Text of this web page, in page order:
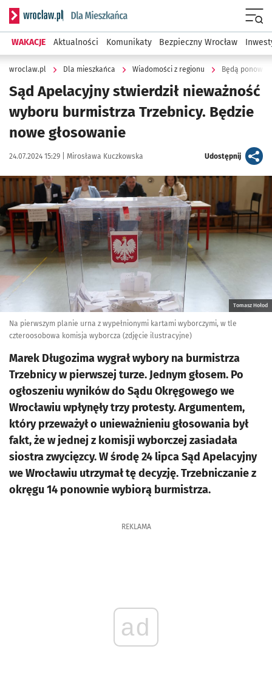
Serwis informacyjny wroclaw.pl podserwis: Dla mieszkańca
WAKACJE Aktualności Komunikaty Bezpieczny Wrocław
wroclaw.pl Dla mieszkańca Wiadomości z regionu Będą
Sąd Apelacyjny stwierdził nieważność
wyboru burmistrza Trzebnicy. Będzie
nowe głosowanie
Data publikacji:
24.07.2024 15:29 | Autor:
Mirosława Kuczkowska Udostępnijartykuł
Kliknij, aby powiększyć
Tomasz Hołod
Na pierwszym planie urna z wypełnionymi kartami wyborczymi, w tle
czteroosobowa komisja wyborcza (zdjęcie ilustracyjne)
Marek Długozima wygrał wybory na burmistrza
Trzebnicy w pierwszej turze. Jednym głosem. Po
ogłoszeniu wyników do Sądu Okręgowego we
Wrocławiu wpłynęły trzy protesty. Argumentem,
który przeważył o unieważnieniu głosowania był
fakt, że w jednej z komisji wyborczej zasiadała
siostra zwycięzcy. W środę 24 lipca Sąd Apelacyjny
we Wrocławiu utrzymał tę decyzję. Trzebniczanie z
okręgu 14 ponownie wybiorą burmistrza.
REKLAMA
ad